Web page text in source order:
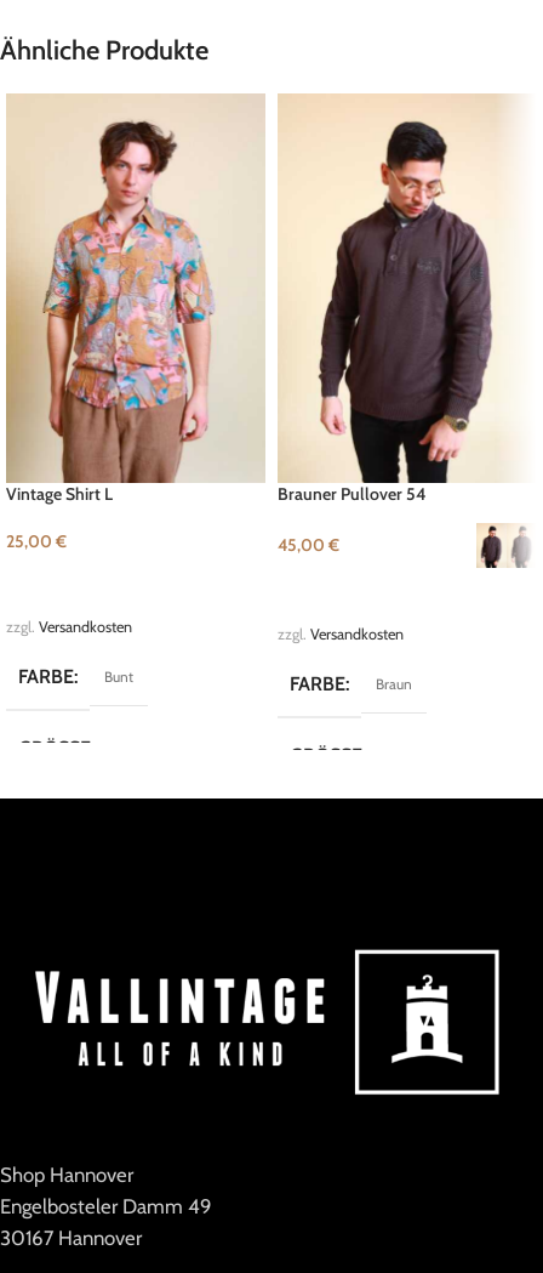
Ähnliche Produkte
Vintage Shirt L
25,00 €
zzgl. Versandkosten
FARBE Bunt
GRÖSSE
Brauner Pullover 54
45,00 €
zzgl. Versandkosten
FARBE Braun
GRÖSSE
Shop Hannover
Engelbosteler Damm 49
30167 Hannover